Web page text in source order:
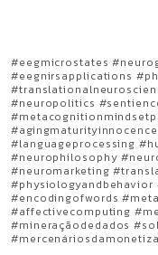
#eegmicrostates
#eegnirsapplications
#neuropolitics
#languageprocessing
#neurophilosophy
#neuromarketing
#encodingofwords
#affectivecomputing
#mineraçãodedados